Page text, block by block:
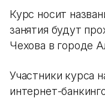
Курс носит
занятия будут
Чехова в городе
Участники курса
интернет-